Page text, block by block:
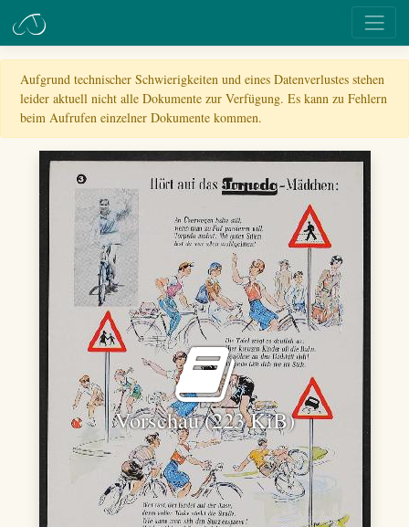
Aufgrund technischer Schwierigkeiten und eines Datenverlustes stehen
leider aktuell nicht alle Dokumente zur Verfügung. Es kann zu Fehlern
beim Aufrufen einzelner Dokumente kommen.
Vorschau (223 KiB)